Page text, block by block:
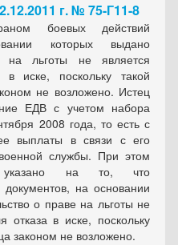
г. № 75-Г11-8
боевых действий
которых выдано
на льготы не является
иске, поскольку такой
не возложено. Истец
ЕДВ с учетом набора
2008 года, то есть с
выплаты в связи с его
службы. При этом
указано на то, что
на основании
о праве на льготы не
отказа в иске, поскольку
законом не возложено.